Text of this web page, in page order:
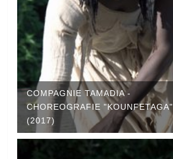
COMPAGNIE TAMADIA -
CHOREOGRAFIE "KOUNFETAGA"
(2017)